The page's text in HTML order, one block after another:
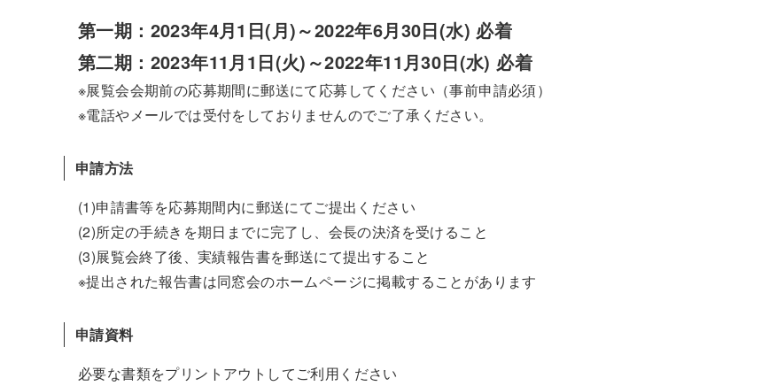
第一期：2023年4月1日(月)～2022年6月30日(水) 必着
第二期：2023年11月1日(火)～2022年11月30日(水) 必着
※展覧会会期前の応募期間に郵送にて応募してください（事前申請必須）
※電話やメールでは受付をしておりませんのでご了承ください。
申請方法
(1)申請書等を応募期間内に郵送にてご提出ください
(2)所定の手続きを期日までに完了し、会長の決済を受けること
(3)展覧会終了後、実績報告書を郵送にて提出すること
※提出された報告書は同窓会のホームページに掲載することがあります
申請資料
必要な書類をプリントアウトしてご利用ください